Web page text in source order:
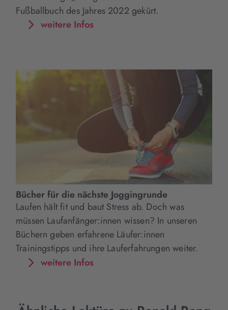
Fußballbuch des Jahres 2022 gekürt.
weitere Infos
Bücher für die nächste Joggingrunde
Laufen hält fit und baut Stress ab. Doch was
müssen Laufanfänger:innen wissen? In unseren
Büchern geben erfahrene Läufer:innen
Trainingstipps und ihre Lauferfahrungen weiter.
weitere Infos